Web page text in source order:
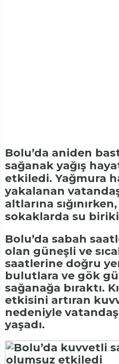
Bolu’da aniden
sağanak yağış
etkiledi. Yağmura
yakalanan
altlarına
sokaklarda su
Bolu’da sabah
olan güneşli ve
saatlerine doğru
bulutlara ve gök
sağanağa bıraktı.
etkisini artıran
nedeniyle
yaşadı.